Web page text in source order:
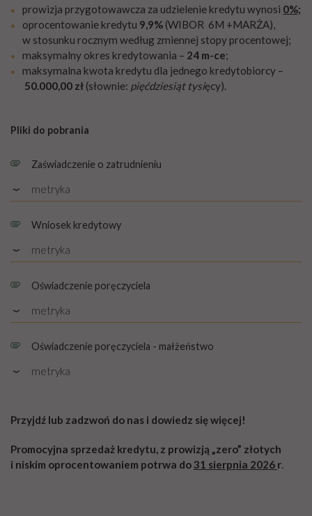
prowizja przygotowawcza za udzielenie kredytu wynosi 0%;
oprocentowanie kredytu 9,9% (WIBOR 6M +MARŻA),
w stosunku rocznym według zmiennej stopy procentowej;
maksymalny okres kredytowania – 24 m-ce;
maksymalna kwota kredytu dla jednego kredytobiorcy –
50.000,00 zł (słownie: pięćdziesiąt tysięcy).
Pliki do pobrania
Zaświadczenie o zatrudnieniu
metryka
Wniosek kredytowy
metryka
Oświadczenie poręczyciela
metryka
Oświadczenie poręczyciela - małżeństwo
metryka
Przyjdź lub zadzwoń do nas i dowiedz się więcej!
Promocyjna sprzedaż kredytu, z prowizją „zero” złotych
i niskim oprocentowaniem potrwa do31 sierpnia 2026 r.